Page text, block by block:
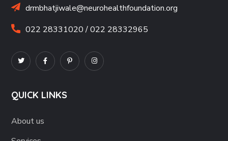
drmbhatjiwale@neurohealthfoundation.org
022 28331020 / 022 28332965
QUICK LINKS
About us